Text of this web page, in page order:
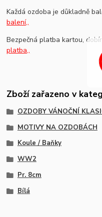
Každá ozdoba je důkladně
balení,,
Bezpečná platba kartou,
platba,,
Zboží zařazeno v
OZDOBY VÁNOČNÍ
MOTIVY NA OZDOBÁCH
Koule / Baňky
WW2
Pr. 8cm
Bílá